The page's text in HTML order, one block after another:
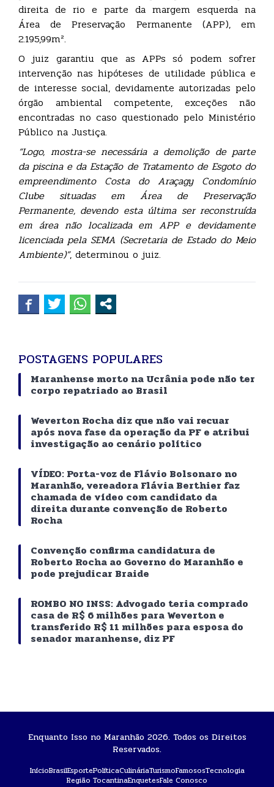
direita de rio e parte da margem esquerda na
Área de Preservação Permanente (APP), em
2.195,99m².
O juiz garantiu que as APPs só podem sofrer
intervenção nas hipóteses de utilidade pública e
de interesse social, devidamente autorizadas pelo
órgão ambiental competente, exceções não
encontradas no caso questionado pelo Ministério
Público na Justiça.
“Logo, mostra-se necessária a demolição de parte
da piscina e da Estação de Tratamento de Esgoto do
empreendimento Costa do Araçagy Condomínio
Clube situadas em Área de Preservação
Permanente, devendo esta última ser reconstruída
em área não localizada em APP e devidamente
licenciada pela SEMA (Secretaria de Estado do Meio
Ambiente)”, determinou o juiz.
POSTAGENS POPULARES
Maranhense morto na Ucrânia pode não ter
corpo repatriado ao Brasil
Weverton Rocha diz que não vai recuar
após nova fase da operação da PF e atribui
investigação ao cenário político
VÍDEO: Porta-voz de Flávio Bolsonaro no
Maranhão, vereadora Flávia Berthier faz
chamada de vídeo com candidato da
direita durante convenção de Roberto
Rocha
Convenção confirma candidatura de
Roberto Rocha ao Governo do Maranhão e
pode prejudicar Braide
ROMBO NO INSS: Advogado teria comprado
casa de R$ 6 milhões para Weverton e
transferido R$ 11 milhões para esposa do
senador maranhense, diz PF
Enquanto Isso no Maranhão 2026. Todos os Direitos
Reservados.
InícioBrasilEsportePolíticaCulináriaTurismoFamososTecnologia
Região TocantinaEnquetesFale Conosco